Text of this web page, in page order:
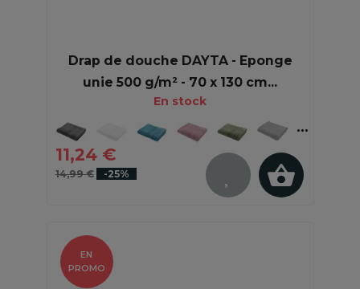
Drap de douche DAYTA - Eponge
unie 500 g/m² - 70 x 130 cm...
En stock
11,24 €
14,99 € -25%
EN
PROMO